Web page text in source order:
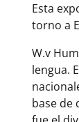
Esta
torno a
W.v
lengua.
base de